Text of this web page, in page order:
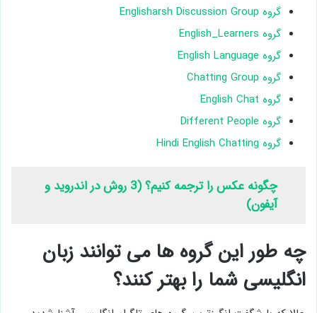
گروه Englisharsh Discussion Group
گروه English_Learners
گروه English Language
گروه Chatting Group
گروه English Chat
گروه Different People
گروه Hindi English Chatting
چگونه عکس را ترجمه کنیم؟ (3 روش در اندروید و
آیفون)
چه طور این گروه ها می توانند زبان
انگلیسی شما را بهتر کنند؟